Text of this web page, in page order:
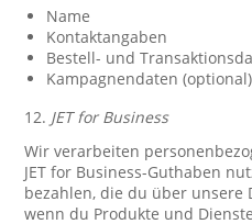
Name
Kontaktangaben
Bestell- und
Kampagnendaten (optional)
12. JET for Business
Wir verarbeiten
JET for Business-Guthaben
bezahlen, die du über unsere
wenn du Produkte und